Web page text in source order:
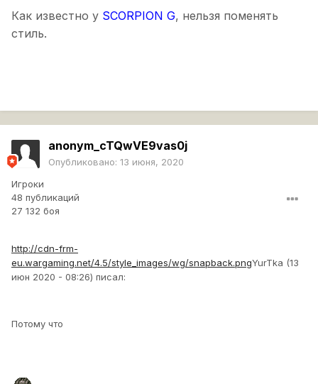
Как известно у SCORPION G, нельзя поменять
стиль.
anonym_cTQwVE9vas0j
Опубликовано: 13 июня, 2020
Игроки
48 публикаций
27 132 боя
http://cdn-frm-
eu.wargaming.net/4.5/style_images/wg/snapback.pngYurTka (13
июн 2020 - 08:26) писал:
Потому что